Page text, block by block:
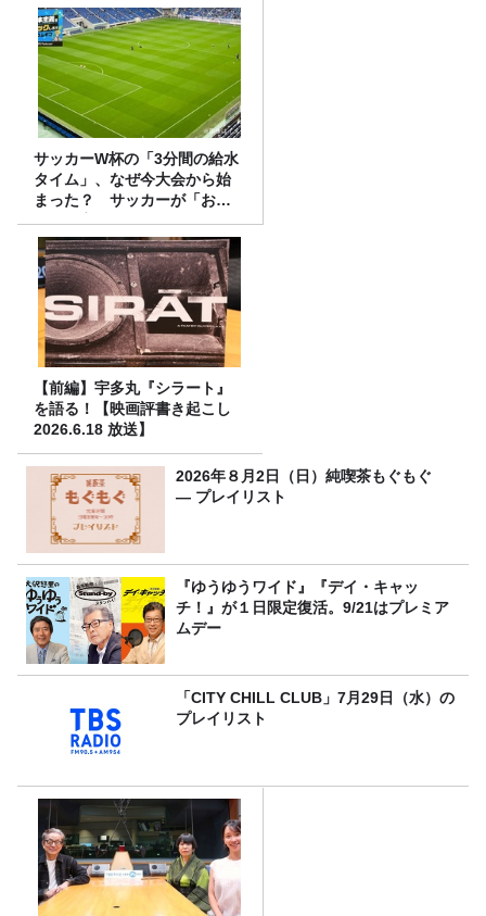
サッカーW杯の「3分間の給水
タイム」、なぜ今大会から始
まった？ サッカーが「お
金」に変わる仕組み
【前編】宇多丸『シラート』
を語る！【映画評書き起こし
2026.6.18 放送】
2026年８月2日（日）純喫茶もぐもぐ
― プレイリスト
『ゆうゆうワイド』『デイ・キャッ
チ！』が１日限定復活。9/21はプレミア
ムデー
「CITY CHILL CLUB」7月29日（水）の
プレイリスト